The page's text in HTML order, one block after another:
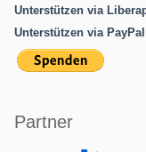
Unterstützen via
Unterstützen via PayPal
Partner